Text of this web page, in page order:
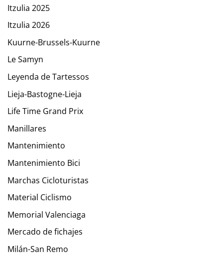
Itzulia 2025
Itzulia 2026
Kuurne-Brussels-Kuurne
Le Samyn
Leyenda de Tartessos
Lieja-Bastogne-Lieja
Life Time Grand Prix
Manillares
Mantenimiento
Mantenimiento Bici
Marchas Cicloturistas
Material Ciclismo
Memorial Valenciaga
Mercado de fichajes
Milán-San Remo